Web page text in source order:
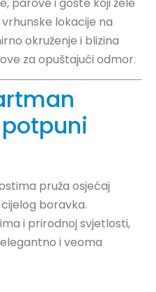
parove i goste koji žele
lokacije na
okruženje i blizina
za opuštajući odmor.
pruža osjećaj
boravka.
i prirodnoj svjetlosti,
i veoma